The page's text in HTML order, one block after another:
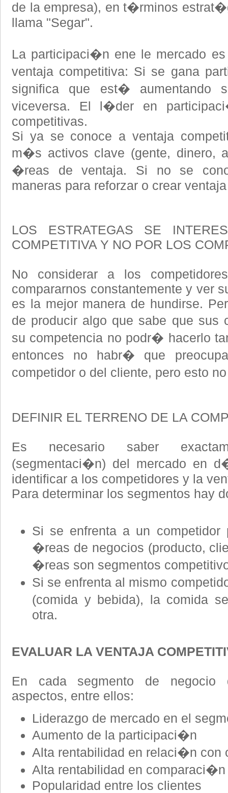
de la empresa), en t�rminos
llama "Segar".
La participaci�n ene le mercado
ventaja competitiva: Si se gana
significa que est� aumentando
viceversa. El l�der en
competitivas.
Si ya se conoce a ventaja
m�s activos clave (gente, dinero,
�reas de ventaja. Si no se
maneras para reforzar o crear
LOS ESTRATEGAS SE
COMPETITIVA Y NO POR LOS
No considerar a los
compararnos constantemente y ver
es la mejor manera de hundirse.
de producir algo que sabe que
su competencia no podr� hacerlo
entonces no habr� que
competidor o del cliente, pero esto
DEFINIR EL TERRENO DE LA
Es necesario saber
(segmentaci�n) del mercado en
identificar a los competidores y la
Para determinar los segmentos hay
Si se enfrenta a un competidor
�reas de negocios (producto,
�reas son segmentos
Si se enfrenta al mismo
(comida y bebida), la comida
otra.
EVALUAR LA VENTAJA
En cada segmento de negocio
aspectos, entre ellos:
Liderazgo de mercado en el
Aumento de la participaci�n
Alta rentabilidad en relaci�n con
Alta rentabilidad en
Popularidad entre los clientes